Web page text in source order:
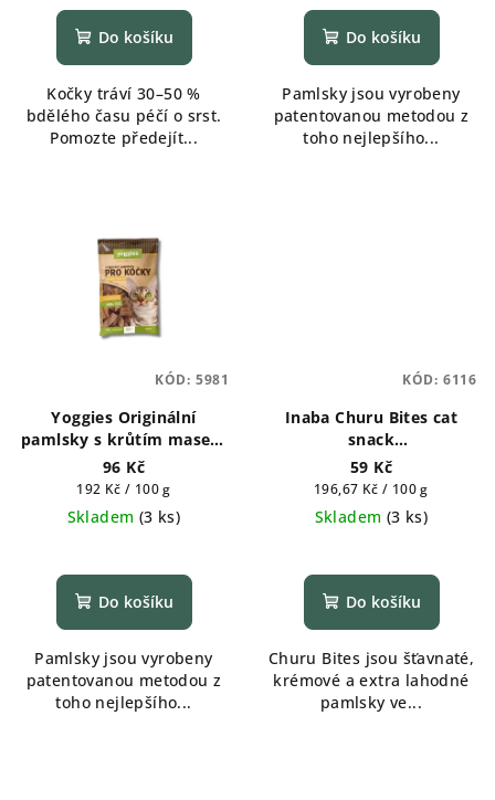
Do košíku
Kočky tráví 30–50 %
bdělého času péčí o srst.
Pomozte předejít...
Do košíku
Pamlsky jsou vyrobeny
patentovanou metodou z
toho nejlepšího...
Yoggies Originální
pamlsky s krůtím masem
pro kočky 50 g
96 Kč
Měrná
cena:
192 Kč / 100 g
Skladem (3 ks)
Do košíku
Pamlsky jsou vyrobeny
patentovanou metodou z
toho nejlepšího...
KÓD: 5981
Inaba Churu Bites cat
snack
kuře,tuňák,hřebenatka
3x10g
59 Kč
Měrná
cena:
196,67 Kč / 100 g
Skladem (3 ks)
Do košíku
Churu Bites jsou šťavnaté,
krémové a extra lahodné
pamlsky ve...
KÓD: 6116